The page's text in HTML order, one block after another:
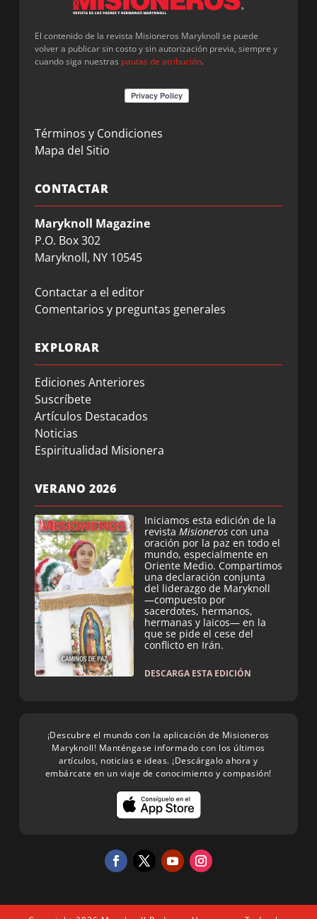
El contenido de la revista Misioneros Maryknoll se puede
volver a publicar sin costo y sin autorización previa, siempre y
cuando siga nuestras pautas de atribución.
Términos y Condiciones
Mapa del Sitio
CONTACTAR
Maryknoll Magazine
P.O. Box 302
Maryknoll, NY 10545
Contactar a el editor
Comentarios y preguntas generales
EXPLORAR
Ediciones Anteriores
Suscríbete
Artículos Destacados
Noticias
Espiritualidad Misionera
VERANO 2026
Iniciamos esta edición de la
revista Misioneros con una
oración por la paz en todo el
mundo, especialmente en
Oriente Medio. Compartimos
una declaración conjunta
del liderazgo de Maryknoll
—compuesto por
sacerdotes, hermanos,
hermanas y laicos— en la
que se pide el cese del
conflicto en Irán.
DESCARGA ESTA EDICIÓN
¡Descubre el mundo con la aplicación de Misioneros
Maryknoll! Manténgase informado con los últimos
artículos, noticias e ideas. ¡Descárgalo ahora y
embárcate en un viaje de conocimiento y compasión!